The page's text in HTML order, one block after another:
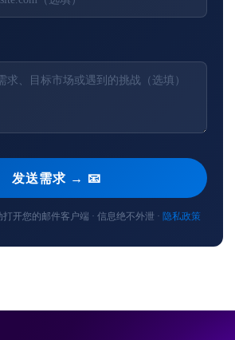
发送需求 → 📧
开您的邮件客户端 · 信息绝不外泄 · 隐私政策